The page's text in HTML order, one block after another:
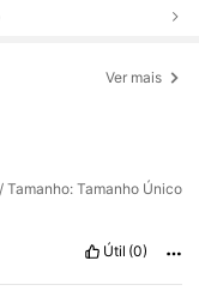
Ver mais
Tamanho: Tamanho Único
Útil (0)